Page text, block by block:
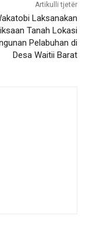
Artikulli tjetër
Laksanakan
Tanah Lokasi
Pelabuhan di
Desa Waitii Barat